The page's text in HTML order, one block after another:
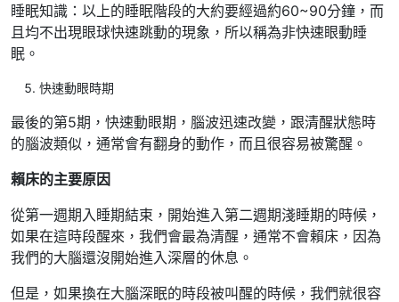
睡眠知識：以上的睡眠階段的大約要經過約60~90分鐘，而
且均不出現眼球快速跳動的現象，所以稱為非快速眼動睡
眠。
快速動眼時期
最後的第5期，快速動眼期，腦波迅速改變，跟清醒狀態時
的腦波類似，通常會有翻身的動作，而且很容易被驚醒。
賴床的主要原因
從第一週期入睡期結束，開始進入第二週期淺睡期的時候，
如果在這時段醒來，我們會最為清醒，通常不會賴床，因為
我們的大腦還沒開始進入深層的休息。
但是，如果換在大腦深眠的時段被叫醒的時候，我們就很容